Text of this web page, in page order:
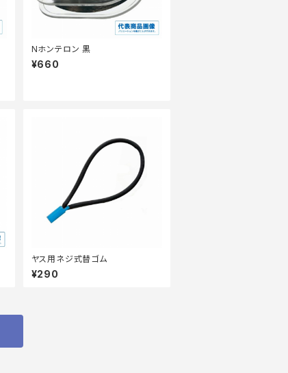
Nホンテロン 黒
¥660
ヤス用ネジ式替ゴム
¥290